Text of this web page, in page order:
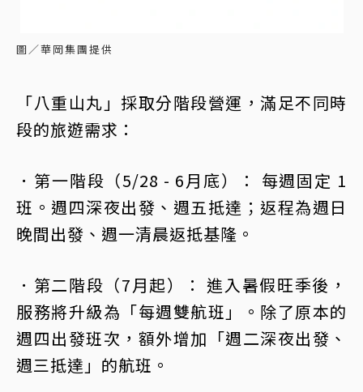
圖／華岡集團提供
「八重山丸」採取分階段營運，滿足不同時
段的旅遊需求：
．第一階段（5/28 - 6月底）： 每週固定 1
班。週四深夜出發、週五抵達；返程為週日
晚間出發、週一清晨返抵基隆。
．第二階段（7月起）： 進入暑假旺季後，
服務將升級為「每週雙航班」。除了原本的
週四出發班次，額外增加「週二深夜出發、
週三抵達」的航班。